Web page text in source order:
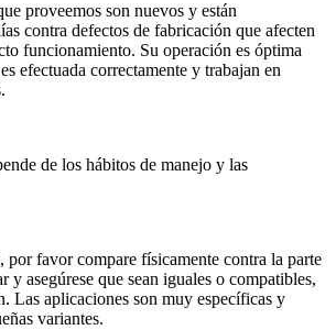
proveemos son nuevos y están
contra defectos de fabricación que afecten
funcionamiento. Su operación es óptima
efectuada correctamente y trabajan en
de los hábitos de manejo y las
favor compare físicamente contra la parte
y asegúrese que sean iguales o compatibles,
Las aplicaciones son muy específicas y
variantes.